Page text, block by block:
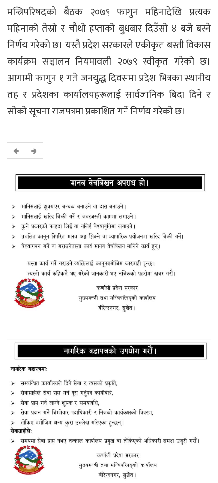
मन्त्रिपरिषदको बैठक २०७९ फागुन महिनादेखि प्रत्यक
महिनाको तेस्रो र चौथो हप्ताको बुधबार दिउँसो ४ बजे बस्ने
निर्णय गरेको छ। यस्तै प्रदेश सरकारले एकीकृत बस्ती विकास
कार्यक्रम सञ्चालन नियमावली २०७९ स्वीकृत गरेको छ।
आगामी फागुन १ गते जनयुद्ध दिवसमा प्रदेश भित्रका स्थानीय
तह र प्रदेशका कार्यालयहरूलाई सार्वजानिक बिदा दिने र
सोको सूचना राजपत्रमा प्रकाशित गर्ने निर्णय गरेको छ।